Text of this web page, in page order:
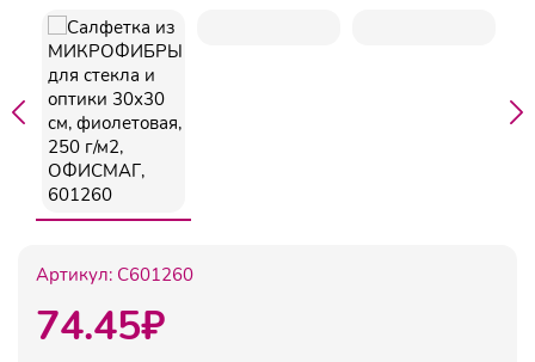
Артикул: C601260
74.45₽